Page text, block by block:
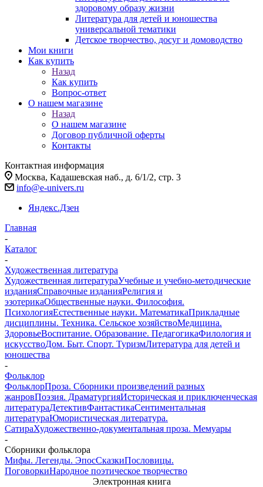
здоровому образу жизни
Литература для детей и юношества
универсальной тематики
Детское творчество, досуг и домоводство
Мои книги
Как купить
Назад
Как купить
Вопрос-ответ
О нашем магазине
Назад
О нашем магазине
Договор публичной оферты
Контакты
Контактная информация
Москва, Кадашевская наб., д. 6/1/2, стр. 3
info@e-univers.ru
Яндекс.Дзен
Главная
-
Каталог
-
Художественная литература
Художественная литератураУчебные и учебно-методические
изданияСправочные изданияРелигия и
эзотерикаОбщественные науки. Философия.
ПсихологияЕстественные науки. МатематикаПрикладные
дисциплины. Техника. Сельское хозяйствоМедицина.
ЗдоровьеВоспитание. Образование. ПедагогикаФилология и
искусствоДом. Быт. Спорт. ТуризмЛитература для детей и
юношества
-
Фольклор
ФольклорПроза. Сборники произведений разных
жанровПоэзия. ДраматургияИсторическая и приключенческая
литератураДетективФантастикаСентиментальная
литератураЮмористическая литература.
СатираХудожественно-документальная проза. Мемуары
-
Сборники фольклора
Мифы. Легенды. ЭпосСказкиПословицы.
ПоговоркиНародное поэтическое творчество
Электронная книга